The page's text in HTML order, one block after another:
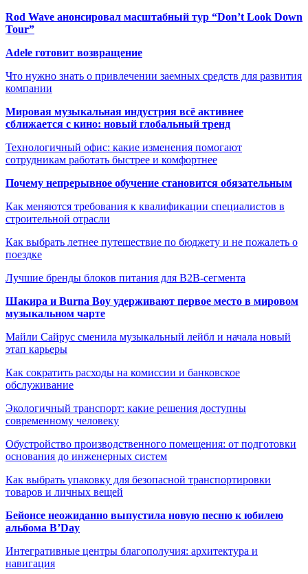
Rod Wave анонсировал масштабный тур “Don’t Look Down
Tour”
Adele готовит возвращение
Что нужно знать о привлечении заемных средств для развития
компании
Мировая музыкальная индустрия всё активнее
сближается с кино: новый глобальный тренд
Технологичный офис: какие изменения помогают
сотрудникам работать быстрее и комфортнее
Почему непрерывное обучение становится обязательным
Как меняются требования к квалификации специалистов в
строительной отрасли
Как выбрать летнее путешествие по бюджету и не пожалеть о
поездке
Лучшие бренды блоков питания для B2B-сегмента
Шакира и Burna Boy удерживают первое место в мировом
музыкальном чарте
Майли Сайрус сменила музыкальный лейбл и начала новый
этап карьеры
Как сократить расходы на комиссии и банковское
обслуживание
Экологичный транспорт: какие решения доступны
современному человеку
Обустройство производственного помещения: от подготовки
основания до инженерных систем
Как выбрать упаковку для безопасной транспортировки
товаров и личных вещей
Бейонсе неожиданно выпустила новую песню к юбилею
альбома B’Day
Интегративные центры благополучия: архитектура и
навигация